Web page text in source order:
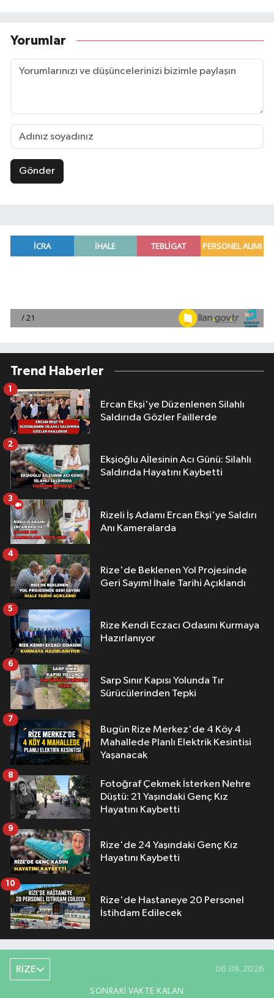
Yorumlar
Gönder
Trend Haberler
Ercan Ekşi'ye Düzenlenen Silahlı
Saldırıda Gözler Faillerde
1
Ekşioğlu Aİlesinin Acı Günü: Silahlı
Saldırıda Hayatını Kaybetti
2
Rizeli İş Adamı Ercan Ekşi'ye Saldırı
Anı Kameralarda
3
Rize'de Beklenen Yol Projesinde
Geri Sayım! İhale Tarihi Açıklandı
4
Rize Kendi Eczacı Odasını Kurmaya
Hazırlanıyor
5
Sarp Sınır Kapısı Yolunda Tır
Sürücülerinden Tepki
6
Bugün Rize Merkez'de 4 Köy 4
Mahallede Planlı Elektrik Kesintisi
Yaşanacak
7
Fotoğraf Çekmek İsterken Nehre
Düştü: 21 Yaşındaki Genç Kız
Hayatını Kaybetti
8
Rize'de 24 Yaşındaki Genç Kız
Hayatını Kaybetti
9
Rize'de Hastaneye 20 Personel
İstihdam Edilecek
10
RİZE 06.08.2026
SONRAKI VAKTE KALAN